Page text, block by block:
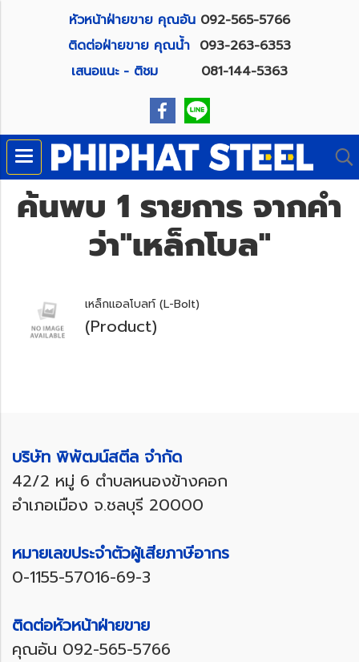
หัวหน้าฝ่ายขาย คุณอัน 092-565-5766
ติดต่อฝ่ายขาย คุณน้ำ 093-263-6353
เสนอแนะ - ติชม 081-144-5363
ค้นพบ 1 รายการ จากคำ
ว่า"เหล็กโบล"
เหล็กแอลโบลท์ (L-Bolt)
(Product)
บริษัท พิพัฒน์สตีล จำกัด
42/2 หมู่ 6 ตำบลหนองข้างคอก
อำเภอเมือง จ.ชลบุรี 20000
หมายเลขประจำตัวผู้เสียภาษีอากร
0-1155-57016-69-3
ติดต่อหัวหน้าฝ่ายขาย
คุณอัน 092-565-5766